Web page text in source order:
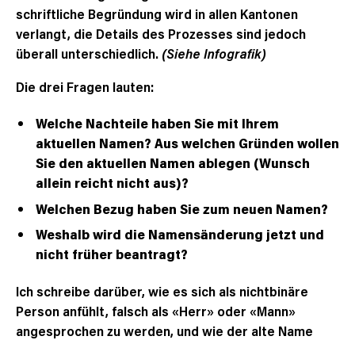
schriftliche Begründung wird in allen Kantonen
verlangt, die Details des Prozesses sind jedoch
überall unterschiedlich. (Siehe Infografik)
Die drei Fragen lauten:
Welche Nachteile haben Sie mit Ihrem
aktuellen Namen? Aus welchen Gründen wollen
Sie den aktuellen Namen ablegen (Wunsch
allein reicht nicht aus)?
Welchen Bezug haben Sie zum neuen Namen?
Weshalb wird die Namensänderung jetzt und
nicht früher beantragt?
Ich schreibe darüber, wie es sich als nichtbinäre
Person anfühlt, falsch als «Herr» oder «Mann»
angesprochen zu werden, und wie der alte Name